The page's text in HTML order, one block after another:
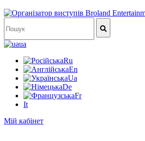
ua
Ru
En
Ua
De
Fr
It
Мій кабінет